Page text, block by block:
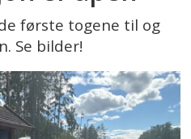
første togene til og
Se bilder!